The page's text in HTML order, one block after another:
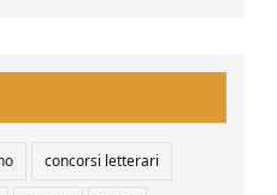
concorsi letterari